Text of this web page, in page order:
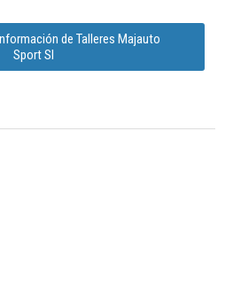
de Talleres Majauto
Sport Sl